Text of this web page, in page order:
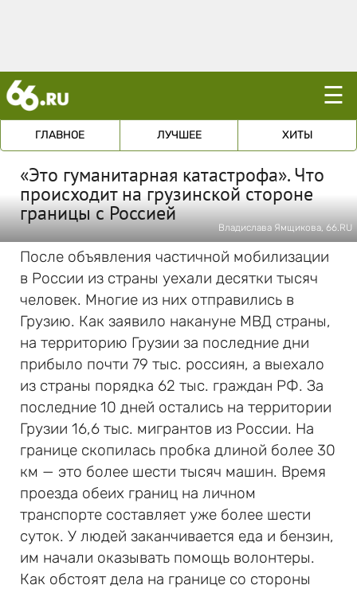
☰
ГЛАВНОЕ ЛУЧШЕЕ ХИТЫ
«Это гуманитарная катастрофа». Что
происходит на грузинской стороне
границы с Россией
Владислава Ямщикова, 66.RU
После объявления частичной мобилизации
в России из страны уехали десятки тысяч
человек. Многие из них отправились в
Грузию. Как заявило накануне МВД страны,
на территорию Грузии за последние дни
прибыло почти 79 тыс. россиян, а выехало
из страны порядка 62 тыс. граждан РФ. За
последние 10 дней остались на территории
Грузии 16,6 тыс. мигрантов из России. На
границе скопилась пробка длиной более 30
км — это более шести тысяч машин. Время
проезда обеих границ на личном
транспорте составляет уже более шести
суток. У людей заканчивается еда и бензин,
им начали оказывать помощь волонтеры.
Как обстоят дела на границе со стороны